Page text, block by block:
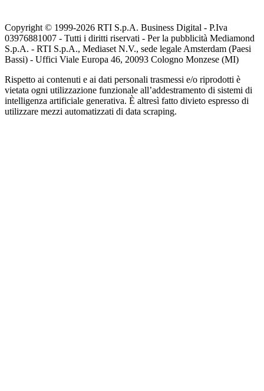
Copyright © 1999-2026 RTI S.p.A. Business Digital - P.Iva
03976881007 - Tutti i diritti riservati - Per la pubblicità Mediamond
S.p.A. - RTI S.p.A., Mediaset N.V., sede legale Amsterdam (Paesi
Bassi) - Uffici Viale Europa 46, 20093 Cologno Monzese (MI)
Rispetto ai contenuti e ai dati personali trasmessi e/o riprodotti è
vietata ogni utilizzazione funzionale all’addestramento di sistemi di
intelligenza artificiale generativa. È altresì fatto divieto espresso di
utilizzare mezzi automatizzati di data scraping.